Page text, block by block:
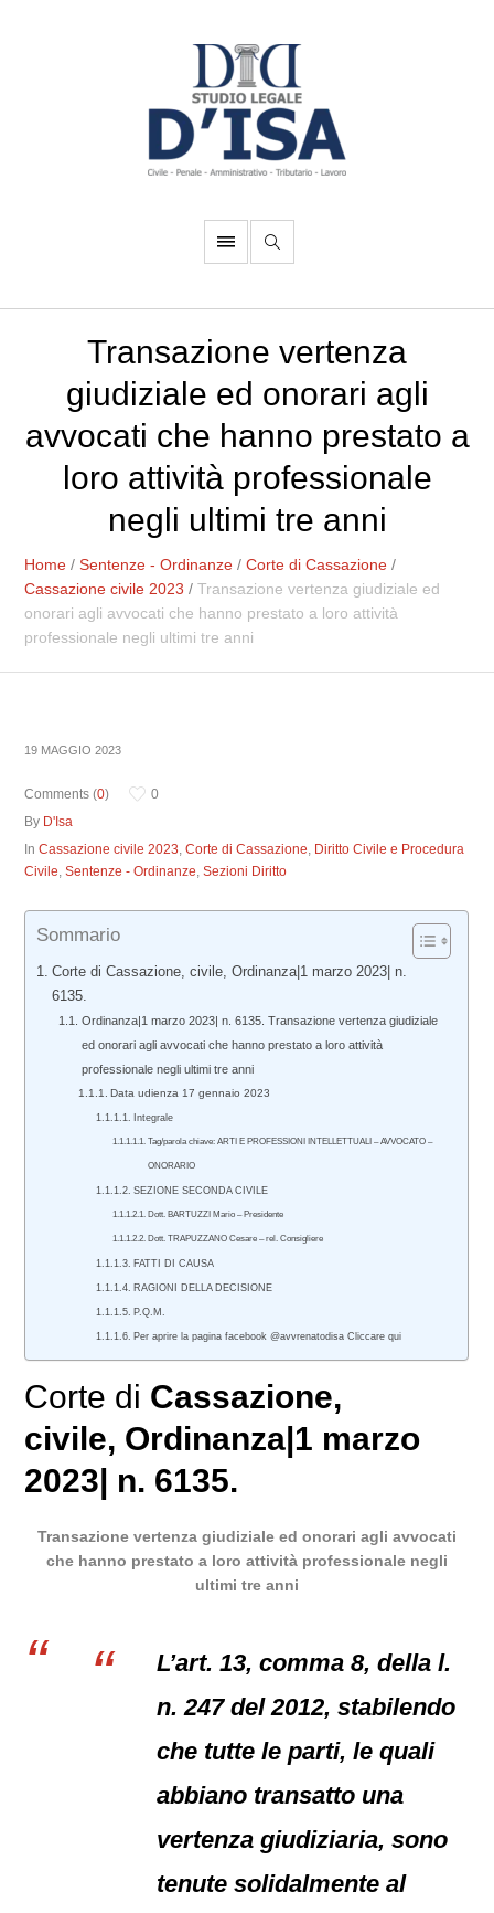
Transazione vertenza
giudiziale ed onorari agli
avvocati che hanno prestato a
loro attività professionale
negli ultimi tre anni
Home /Sentenze - Ordinanze /Corte di Cassazione /
Cassazione civile 2023 /Transazione vertenza giudiziale ed
onorari agli avvocati che hanno prestato a loro attività
professionale negli ultimi tre anni
19 MAGGIO 2023
Comments (0)
0
By D'Isa
InCassazione civile 2023,Corte di Cassazione, Diritto Civile e Procedura
Civile,Sentenze - Ordinanze,Sezioni Diritto
Sommario
Corte di Cassazione, civile, Ordinanza|1 marzo 2023| n.
6135.
Ordinanza|1 marzo 2023| n. 6135. Transazione vertenza giudiziale
ed onorari agli avvocati che hanno prestato a loro attività
professionale negli ultimi tre anni
Data udienza 17 gennaio 2023
Integrale
Tag/parola chiave: ARTI E PROFESSIONI INTELLETTUALI – AVVOCATO –
ONORARIO
SEZIONE SECONDA CIVILE
Dott. BARTUZZI Mario – Presidente
Dott. TRAPUZZANO Cesare – rel. Consigliere
FATTI DI CAUSA
RAGIONI DELLA DECISIONE
P.Q.M.
Per aprire la pagina facebook @avvrenatodisa Cliccare qui
Corte di Cassazione,
civile, Ordinanza|1 marzo
2023| n. 6135.
Transazione vertenza giudiziale ed onorari agli avvocati
che hanno prestato a loro attività professionale negli
ultimi tre anni
L’art. 13, comma 8, della l.
n. 247 del 2012, stabilendo
che tutte le parti, le quali
abbiano transatto una
vertenza giudiziaria, sono
tenute solidalmente al